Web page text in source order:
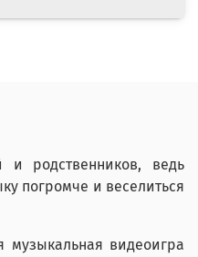
родственников, ведь
погромче и веселиться
видеоигра